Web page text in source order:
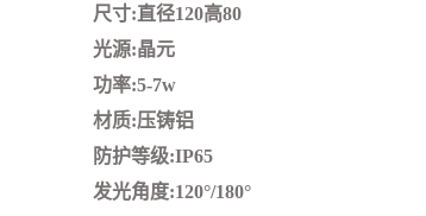
尺寸:直径120高80
光源:晶元
功率:5-7w
材质:压铸铝
防护等级:IP65
发光角度:120°/180°